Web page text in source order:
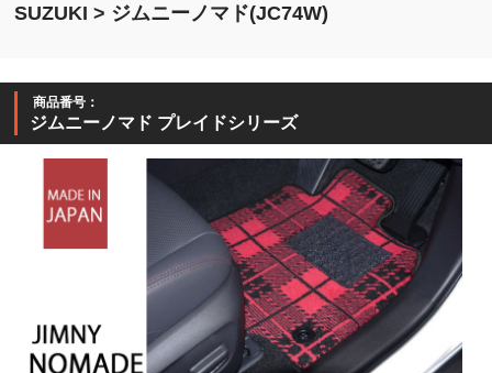
SUZUKI > ジムニーノマド(JC74W)
商品番号：
ジムニーノマド プレイドシリーズ